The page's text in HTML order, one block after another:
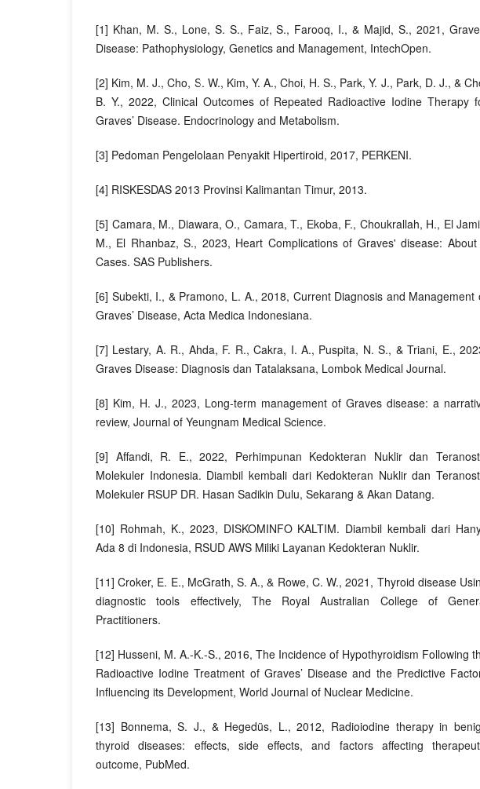
[1] Khan, M. S., Lone, S. S., Faiz, S., Farooq, I., & Majid, S., 2021,
Disease: Pathophysiology, Genetics and Management, IntechOpen.
[2] Kim, M. J., Cho, S. W., Kim, Y. A., Choi, H. S., Park, Y. J., Park, D. J., &
B. Y., 2022, Clinical Outcomes of Repeated Radioactive Iodine Therapy
Graves’ Disease. Endocrinology and Metabolism.
[3] Pedoman Pengelolaan Penyakit Hipertiroid, 2017, PERKENI.
[4] RISKESDAS 2013 Provinsi Kalimantan Timur, 2013.
[5] Camara, M., Diawara, O., Camara, T., Ekoba, F., Choukrallah, H., El
M., El Rhanbaz, S., 2023, Heart Complications of Graves' disease: About
Cases. SAS Publishers.
[6] Subekti, I., & Pramono, L. A., 2018, Current Diagnosis and Management
Graves’ Disease, Acta Medica Indonesiana.
[7] Lestary, A. R., Ahda, F. R., Cakra, I. A., Puspita, N. S., & Triani, E.,
Graves Disease: Diagnosis dan Tatalaksana, Lombok Medical Journal.
[8] Kim, H. J., 2023, Long-term management of Graves disease: a
review, Journal of Yeungnam Medical Science.
[9] Affandi, R. E., 2022, Perhimpunan Kedokteran Nuklir dan
Molekuler Indonesia. Diambil kembali dari Kedokteran Nuklir dan
Molekuler RSUP DR. Hasan Sadikin Dulu, Sekarang & Akan Datang.
[10] Rohmah, K., 2023, DISKOMINFO KALTIM. Diambil kembali dari
Ada 8 di Indonesia, RSUD AWS Miliki Layanan Kedokteran Nuklir.
[11] Croker, E. E., McGrath, S. A., & Rowe, C. W., 2021, Thyroid disease
diagnostic tools effectively, The Royal Australian College of
Practitioners.
[12] Husseni, M. A.-K.-S., 2016, The Incidence of Hypothyroidism Following
Radioactive Iodine Treatment of Graves’ Disease and the Predictive
Influencing its Development, World Journal of Nuclear Medicine.
[13] Bonnema, S. J., & Hegedüs, L., 2012, Radioiodine therapy in
thyroid diseases: effects, side effects, and factors affecting
outcome, PubMed.